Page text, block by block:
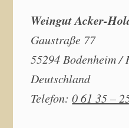
Weingut Acker-
Gaustraße 77
55294 Bodenheim /
Deutschland
Telefon:0 61 35 –